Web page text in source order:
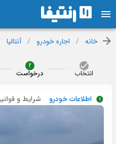
خانه / اجاره خودرو / آنتالیا
انتخاب
2
درخواست
اطلاعات خودرو شرایط و